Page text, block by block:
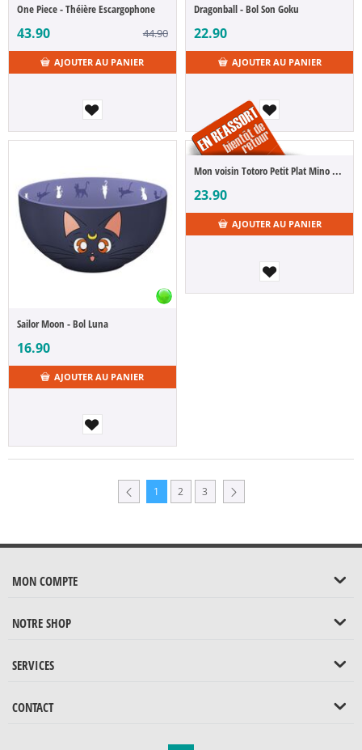
One Piece - Théière Escargophone
43.90 44.90
AJOUTER AU PANIER
Dragonball - Bol Son Goku
22.90
AJOUTER AU PANIER
Sailor Moon - Bol Luna
16.90
AJOUTER AU PANIER
Mon voisin Totoro Petit Plat Mino Totoro Sakura Small 13 cm
23.90
AJOUTER AU PANIER
1 2 3
MON COMPTE
NOTRE SHOP
SERVICES
CONTACT